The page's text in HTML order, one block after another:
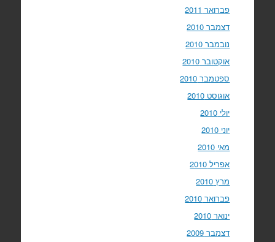
פברואר 2011
דצמבר 2010
נובמבר 2010
אוקטובר 2010
ספטמבר 2010
אוגוסט 2010
יולי 2010
יוני 2010
מאי 2010
אפריל 2010
מרץ 2010
פברואר 2010
ינואר 2010
דצמבר 2009